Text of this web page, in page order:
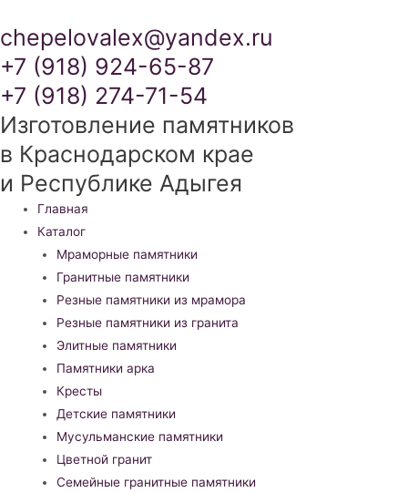
chepelovalex@yandex.ru
+7 (918) 924-65-87
+7 (918) 274-71-54
Изготовление памятников
в Краснодарском крае
и Республике Адыгея
Меню
Главная
Каталог
Мраморные памятники
Гранитные памятники
Резные памятники из мрамора
Резные памятники из гранита
Элитные памятники
Памятники арка
Кресты
Детские памятники
Мусульманские памятники
Цветной гранит
Семейные гранитные памятники